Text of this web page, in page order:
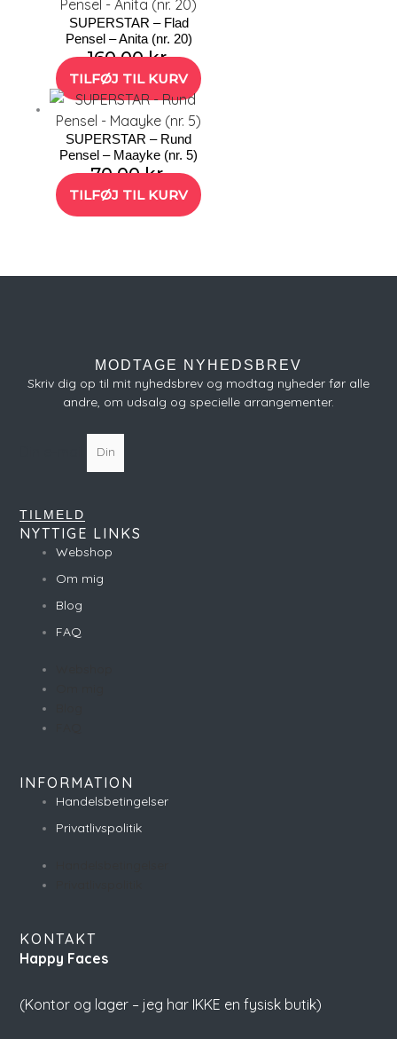
SUPERSTAR – Flad
Pensel – Anita (nr. 20)
160,00kr.
TILFØJ TIL KURV
SUPERSTAR – Rund
Pensel – Maayke (nr. 5)
70,00kr.
TILFØJ TIL KURV
MODTAGE NYHEDSBREV
Skriv dig op til mit nyhedsbrev og modtag nyheder før alle
andre, om udsalg og specielle arrangementer.
TILMELD
NYTTIGE LINKS
Webshop
Om mig
Blog
FAQ
INFORMATION
Handelsbetingelser
Privatlivspolitik
KONTAKT
Happy Faces
(Kontor og lager – jeg har IKKE en fysisk butik)